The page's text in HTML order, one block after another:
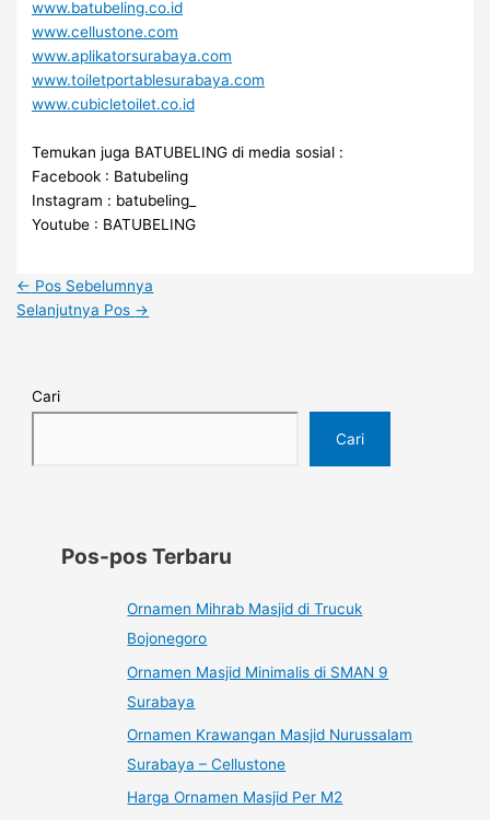
www.batubeling.co.id
www.cellustone.com
www.aplikatorsurabaya.com
www.toiletportablesurabaya.com
www.cubicletoilet.co.id
Temukan juga BATUBELING di media sosial :
Facebook : Batubeling
Instagram : batubeling_
Youtube : BATUBELING
← Pos Sebelumnya
Selanjutnya Pos →
Cari
Cari
Pos-pos Terbaru
Ornamen Mihrab Masjid di Trucuk
Bojonegoro
Ornamen Masjid Minimalis di SMAN 9
Surabaya
Ornamen Krawangan Masjid Nurussalam
Surabaya – Cellustone
Harga Ornamen Masjid Per M2